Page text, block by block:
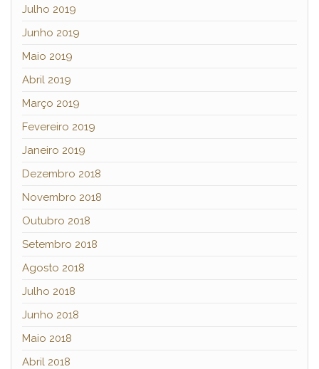
Julho 2019
Junho 2019
Maio 2019
Abril 2019
Março 2019
Fevereiro 2019
Janeiro 2019
Dezembro 2018
Novembro 2018
Outubro 2018
Setembro 2018
Agosto 2018
Julho 2018
Junho 2018
Maio 2018
Abril 2018